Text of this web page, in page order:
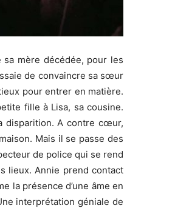
mère décédée, pour les
de convaincre sa sœur
pour entrer en matière.
fille à Lisa, sa cousine.
disparition. A contre cœur,
Mais il se passe des
de police qui se rend
lieux. Annie prend contact
la présence d’une âme en
interprétation géniale de